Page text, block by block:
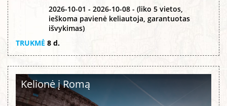
2026-10-01 - 2026-10-08 - (liko 5 vietos,
ieškoma pavienė keliautoja, garantuotas
išvykimas)
TRUKMĖ 8 d.
Kelionė į Romą